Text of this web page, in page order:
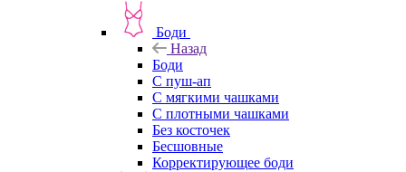
Боди
Назад
Боди
С пуш-ап
С мягкими чашками
С плотными чашками
Без косточек
Бесшовные
Корректирующее боди